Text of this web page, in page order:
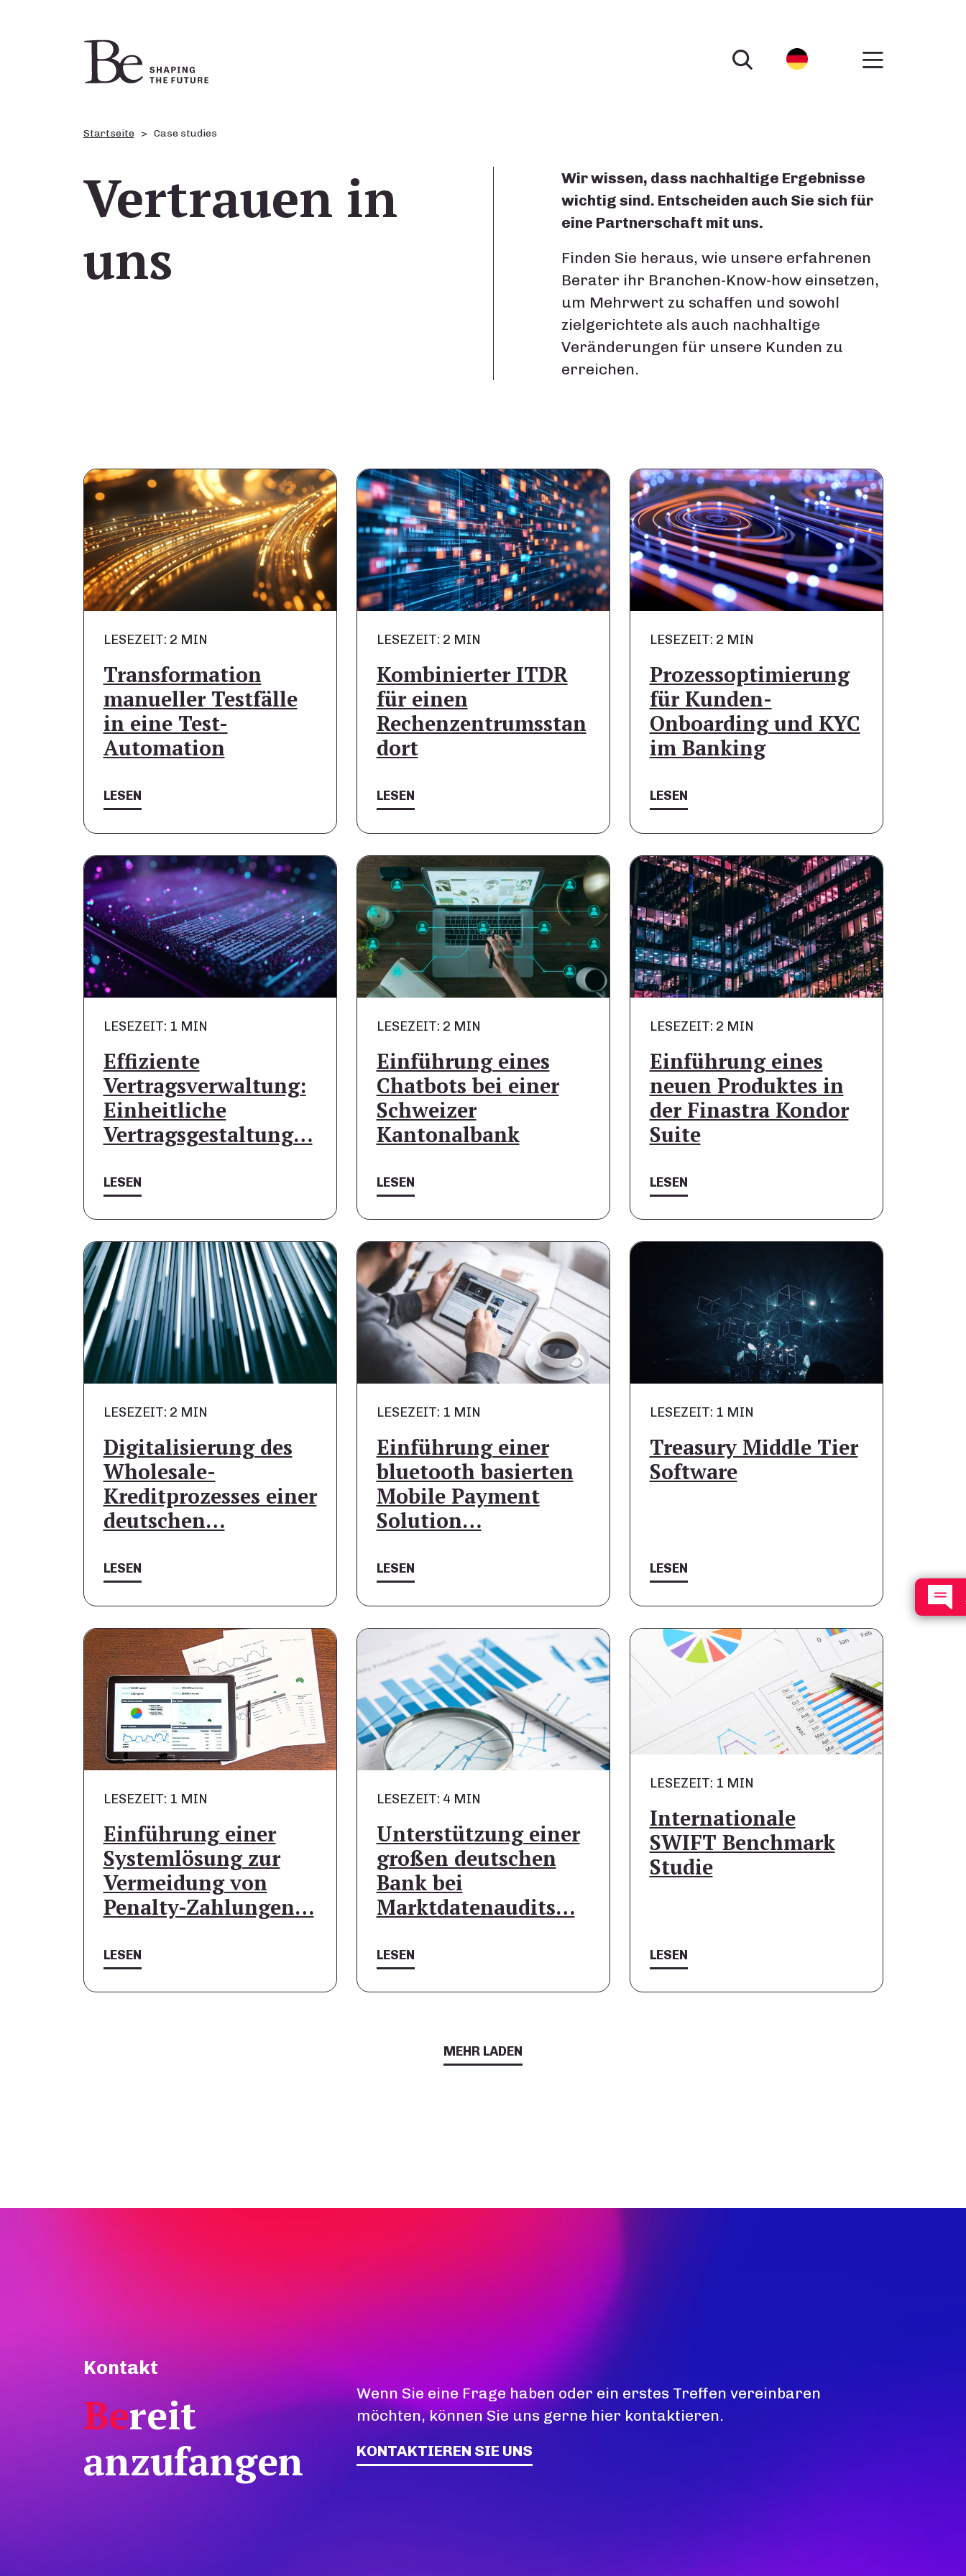
Startseite Case studies
Vertrauen in
uns
Wir wissen, dass nachhaltige Ergebnisse
wichtig sind. Entscheiden auch Sie sich für
eine Partnerschaft mit uns.
Finden Sie heraus, wie unsere erfahrenen
Berater ihr Branchen-Know-how einsetzen,
um Mehrwert zu schaffen und sowohl
zielgerichtete als auch nachhaltige
Veränderungen für unsere Kunden zu
erreichen.
LESEZEIT: 2 MIN
Transformation
manueller Testfälle
in eine Test-
Automation
LESEN
LESEZEIT: 2 MIN
Kombinierter ITDR
für einen
Rechenzentrumsstan
dort
LESEN
LESEZEIT: 2 MIN
Prozessoptimierung
für Kunden-
Onboarding und KYC
im Banking
LESEN
LESEZEIT: 1 MIN
Effiziente
Vertragsverwaltung:
Einheitliche
Vertragsgestaltung…
LESEN
LESEZEIT: 2 MIN
Einführung eines
Chatbots bei einer
Schweizer
Kantonalbank
LESEN
LESEZEIT: 2 MIN
Einführung eines
neuen Produktes in
der Finastra Kondor
Suite
LESEN
LESEZEIT: 2 MIN
Digitalisierung des
Wholesale-
Kreditprozesses einer
deutschen…
LESEN
LESEZEIT: 1 MIN
Einführung einer
bluetooth basierten
Mobile Payment
Solution…
LESEN
LESEZEIT: 1 MIN
Treasury Middle Tier
Software
LESEN
LESEZEIT: 1 MIN
Einführung einer
Systemlösung zur
Vermeidung von
Penalty-Zahlungen…
LESEN
LESEZEIT: 4 MIN
Unterstützung einer
großen deutschen
Bank bei
Marktdatenaudits…
LESEN
LESEZEIT: 1 MIN
Internationale
SWIFT Benchmark
Studie
LESEN
MEHR LADEN
Kontakt
Bereit
anzufangen
Wenn Sie eine Frage haben oder ein erstes Treffen vereinbaren
möchten, können Sie uns gerne hier kontaktieren.
KONTAKTIEREN SIE UNS